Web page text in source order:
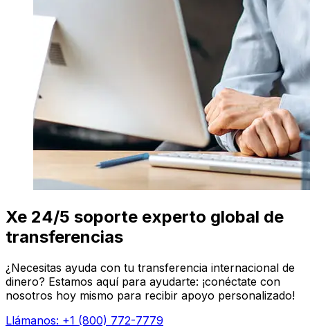
Xe 24/5 soporte experto global de
transferencias
¿Necesitas ayuda con tu transferencia internacional de
dinero? Estamos aquí para ayudarte: ¡conéctate con
nosotros hoy mismo para recibir apoyo personalizado!
Llámanos: +1 (800) 772-7779